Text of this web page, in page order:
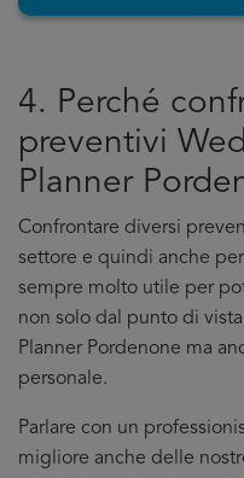
4. Perché
preventivi
Planner
Confrontare diversi
settore e quindi anche
sempre molto utile per
non solo dal punto di
Planner Pordenone ma
personale.
Parlare con un
migliore anche delle